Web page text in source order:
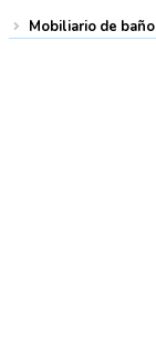
Mobiliario de baño